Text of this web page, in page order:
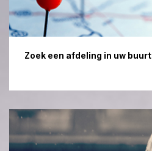
Zoek een afdeling in uw buurt